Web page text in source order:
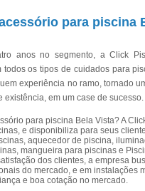
para piscina
anos no segmento, a Click
todos os tipos de cuidados para
experiência no ramo, tornado
existência, em um case de sucesso.
para piscina Bela Vista? A
e disponibiliza para seus
aquecedor de piscina,
mangueira para piscinas e
dos clientes, a empresa
do mercado, e em instalações
e boa cotação no mercado.